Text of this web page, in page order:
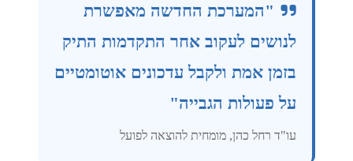
"המערכת החדשה מאפשרת
לנושים לעקוב אחר התקדמות התיק
בזמן אמת ולקבל עדכונים אוטומטיים
על פעולות הגבייה"
עו"ד רחל כהן, מומחית להוצאה לפועל